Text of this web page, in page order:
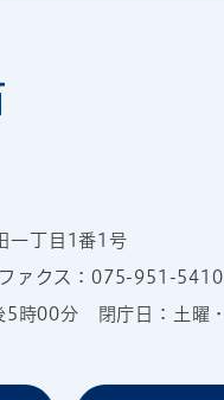
一丁目1番1号
ファクス：075-951-5410
5時00分 閉庁日：土曜